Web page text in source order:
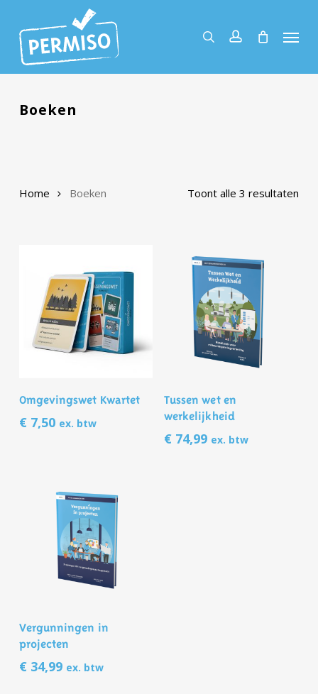
main
content
search account Menu
Boeken
Toont alle 3 resultaten
Home Boeken
Toevoegen Aan
Winkelwagen
Omgevingswet Kwartet
€7,50 ex. btw
Toevoegen Aan
Winkelwagen
Tussen wet en
werkelijkheid
€ 74,99 ex. btw
Toevoegen Aan
Winkelwagen
Vergunningen in
projecten
€34,99 ex. btw